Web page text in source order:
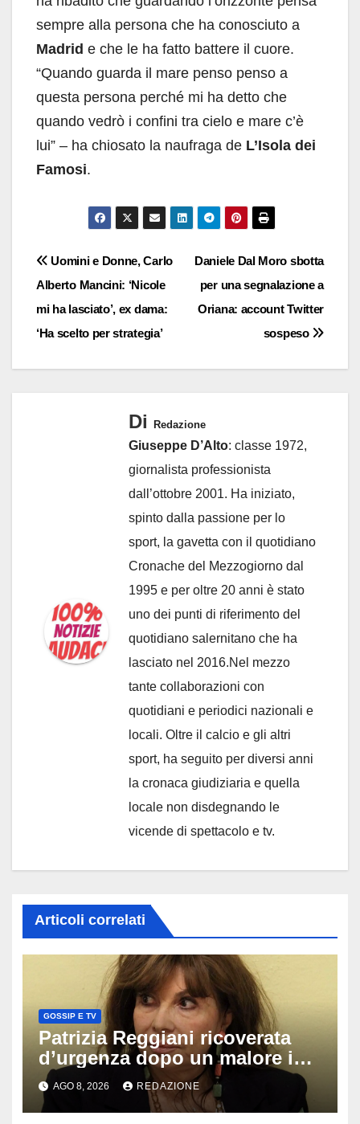
sempre alla persona che ha conosciuto a
Madrid e che le ha fatto battere il cuore.
“Quando guarda il mare penso penso a
questa persona perché mi ha detto che
quando vedrò i confini tra cielo e mare c’è
lui” – ha chiosato la naufraga de L’Isola dei
Famosi.
Navigazione
articoli
Daniele Dal Moro sbotta
per una segnalazione a
Oriana: account Twitter
sospeso
Uomini e Donne, Carlo
Alberto Mancini: ‘Nicole
mi ha lasciato’, ex dama:
‘Ha scelto per strategia’
Di Redazione
Giuseppe D’Alto: classe 1972,
giornalista professionista
dall’ottobre 2001. Ha iniziato,
spinto dalla passione per lo
sport, la gavetta con il quotidiano
Cronache del Mezzogiorno dal
1995 e per oltre 20 anni è stato
uno dei punti di riferimento del
quotidiano salernitano che ha
lasciato nel 2016.Nel mezzo
tante collaborazioni con
quotidiani e periodici nazionali e
locali. Oltre il calcio e gli altri
sport, ha seguito per diversi anni
la cronaca giudiziaria e quella
locale non disdegnando le
vicende di spettacolo e tv.
Articoli correlati
GOSSIP E TV
Patrizia Reggiani ricoverata
d’urgenza dopo un malore in
vacanza: come sta oggi l’ex
Lady Gucci
AGO 8, 2026 REDAZIONE